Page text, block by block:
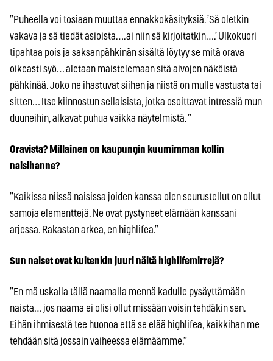
”Puheella voi tosiaan muuttaa ennakkokäsityksiä. ’Sä oletkin
vakava ja sä tiedät asioista….ai niin sä kirjoitatkin….’ Ulkokuori
tipahtaa pois ja saksanpähkinän sisältä löytyy se mitä orava
oikeasti syö… aletaan maistelemaan sitä aivojen näköistä
pähkinää. Joko ne ihastuvat siihen ja niistä on mulle vastusta tai
sitten… Itse kiinnostun sellaisista, jotka osoittavat intressiä mun
duuneihin, alkavat puhua vaikka näytelmistä. ”
Oravista? Millainen on kaupungin kuumimman kollin
naisihanne?
”Kaikissa niissä naisissa joiden kanssa olen seurustellut on ollut
samoja elementtejä. Ne ovat pystyneet elämään kanssani
arjessa. Rakastan arkea, en highlifea.”
Sun naiset ovat kuitenkin juuri näitä highlifemirrejä?
”En mä uskalla tällä naamalla mennä kadulle pysäyttämään
naista… jos naama ei olisi ollut missään voisin tehdäkin sen.
Eihän ihmisestä tee huonoa että se elää highlifea, kaikkihan me
tehdään sitä jossain vaiheessa elämäämme.”